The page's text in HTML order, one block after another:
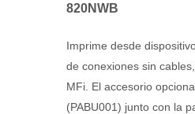
820NWB
Imprime desde
de conexiones sin
MFi. El accesorio
(PABU001) junto con la